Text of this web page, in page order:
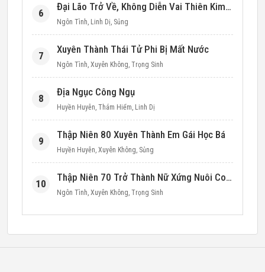
6
Đại Lão Trở Về, Không Diễn Vai Thiên Kim Giả Nữa
Ngôn Tình, Linh Dị, Sủng
7
Xuyên Thành Thái Tử Phi Bị Mất Nước
Ngôn Tình, Xuyên Không, Trọng Sinh
8
Địa Ngục Công Ngụ
Huyền Huyễn, Thám Hiểm, Linh Dị
9
Thập Niên 80 Xuyên Thành Em Gái Học Bá
Huyền Huyễn, Xuyên Không, Sủng
10
Thập Niên 70 Trở Thành Nữ Xứng Nuôi Con Làm Giàu
Ngôn Tình, Xuyên Không, Trọng Sinh